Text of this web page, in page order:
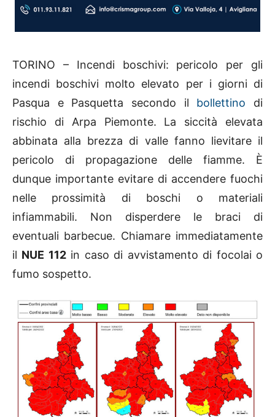
TORINO – Incendi boschivi: pericolo per gli
incendi boschivi molto elevato per i giorni di
Pasqua e Pasquetta secondo il bollettino di
rischio di Arpa Piemonte. La siccità elevata
abbinata alla brezza di valle fanno lievitare il
pericolo di propagazione delle fiamme. È
dunque importante evitare di accendere fuochi
nelle prossimità di boschi o materiali
infiammabili. Non disperdere le braci di
eventuali barbecue. Chiamare immediatamente
il NUE 112in caso di avvistamento di focolai o
fumo sospetto.